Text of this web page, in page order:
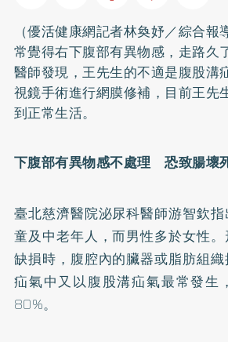
（優活健康網記者林奐妤／綜合
常覺得右下腹部有異物感，走路久
醫師發現，王先生的不適是腹股溝
視鏡手術進行網膜修補，目前王先
到正常生活。
下腹部有異物感不處理 恐致腸壞
臺北慈濟醫院泌尿科醫師游智欽
童及中老年人，而男性多於女性
缺損時，腹腔內的臟器或脂肪組
疝氣中又以腹股溝疝氣最常發生
80%。